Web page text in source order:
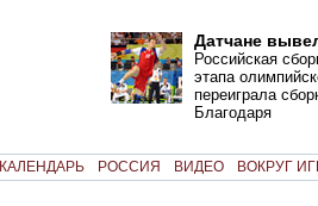
Датчане
Российская
этапа
переиграла
Благодаря
КАЛЕНДАРЬ РОССИЯ ВИДЕО ВОКРУГ